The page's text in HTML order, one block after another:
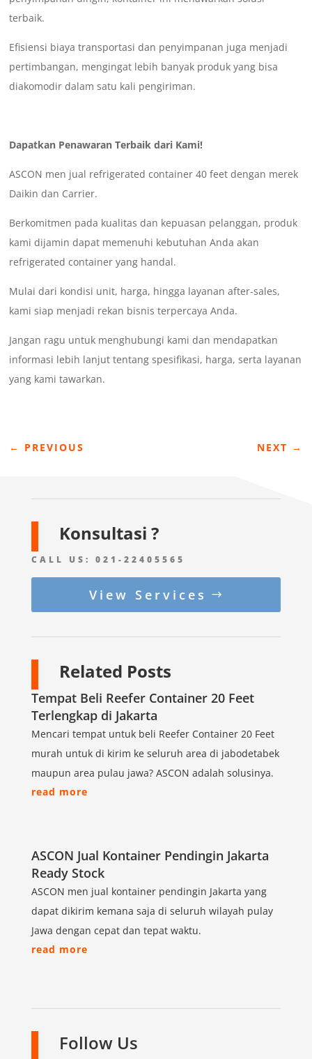
terbaik.
Efisiensi biaya transportasi dan penyimpanan juga menjadi
pertimbangan, mengingat lebih banyak produk yang bisa
diakomodir dalam satu kali pengiriman.
Dapatkan Penawaran Terbaik dari Kami!
ASCON men jual refrigerated container 40 feet dengan merek
Daikin dan Carrier.
Berkomitmen pada kualitas dan kepuasan pelanggan, produk
kami dijamin dapat memenuhi kebutuhan Anda akan
refrigerated container yang handal.
Mulai dari kondisi unit, harga, hingga layanan after-sales,
kami siap menjadi rekan bisnis terpercaya Anda.
Jangan ragu untuk menghubungi kami dan mendapatkan
informasi lebih lanjut tentang spesifikasi, harga, serta layanan
yang kami tawarkan.
← PREVIOUS NEXT →
Konsultasi ?
CALL US: 021-22405565
View Services
Related Posts
Tempat Beli Reefer Container 20 Feet
Terlengkap di Jakarta
Mencari tempat untuk beli Reefer Container 20 Feet
murah untuk di kirim ke seluruh area di jabodetabek
maupun area pulau jawa? ASCON adalah solusinya.
read more
ASCON Jual Kontainer Pendingin Jakarta
Ready Stock
ASCON men jual kontainer pendingin Jakarta yang
dapat dikirim kemana saja di seluruh wilayah pulay
Jawa dengan cepat dan tepat waktu.
read more
Follow Us